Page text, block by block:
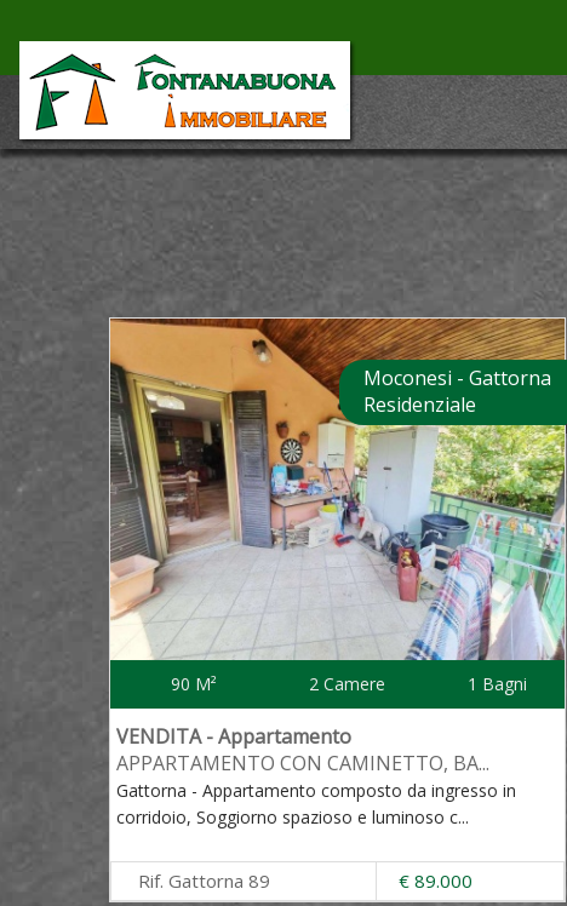
Moconesi - Gattorna
Residenziale
90 M² 2 Camere 1 Bagni
VENDITA - Appartamento
APPARTAMENTO CON CAMINETTO, BA...
Gattorna - Appartamento composto da ingresso in
corridoio, Soggiorno spazioso e luminoso c...
Rif. Gattorna 89 € 89.000